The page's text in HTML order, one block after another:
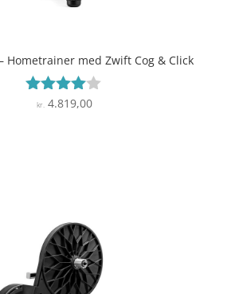
Hometrainer med Zwift Cog & Click
Vurderet
kr.4.819,00